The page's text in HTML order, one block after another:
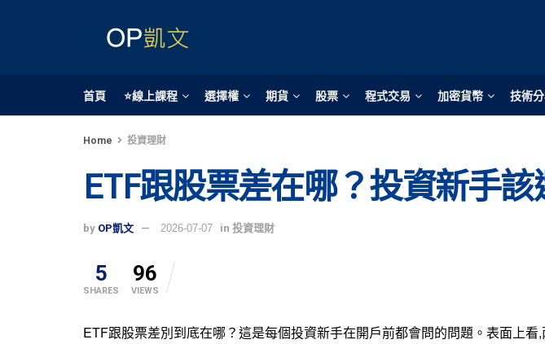
首頁 ⭐線上課程 選擇權 期貨 股票 程式交易 加密貨幣 技術
Home 投資理財
ETF跟股票差在哪？投資新手
by OP凱文 2026-07-07 in 投資理財
5
SHARES
96
VIEWS
ETF跟股票差別到底在哪？這是每個投資新手在開戶前都會問的問題。表面上看